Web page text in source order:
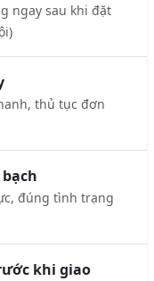
ngay sau khi đặt
thủ tục đơn
đúng tình trạng
khi giao